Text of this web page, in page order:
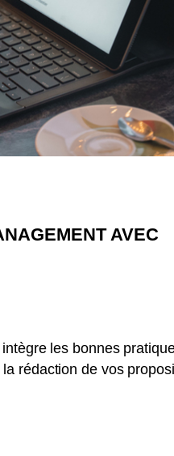
AVEC
les bonnes
rédaction de vos